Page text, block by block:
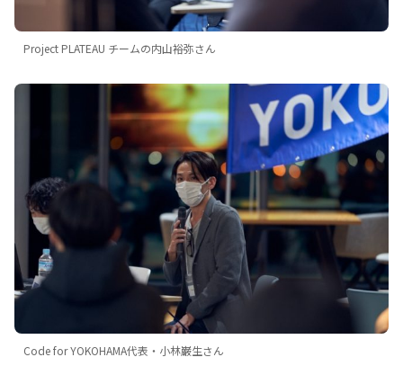
Project PLATEAU チームの内山裕弥さん
Code for YOKOHAMA代表・小林巌生さん